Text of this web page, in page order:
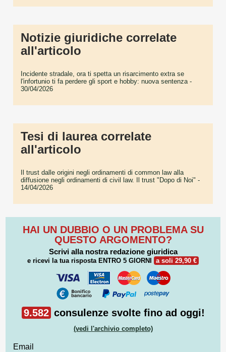
Notizie giuridiche correlate
all'articolo
Incidente stradale, ora ti spetta un risarcimento extra se
l'infortunio ti fa perdere gli sport e hobby: nuova sentenza -
30/04/2026
Tesi di laurea correlate
all'articolo
Il trust dalle origini negli ordinamenti di common law alla
diffusione negli ordinamenti di civil law. Il trust "Dopo di Noi" -
14/04/2026
HAI UN DUBBIO O UN PROBLEMA SU
QUESTO ARGOMENTO?
Scrivi alla nostra redazione giuridica
e ricevi la tua risposta ENTRO 5 GIORNI a soli 29,90 €
9.582 consulenze svolte fino ad oggi!
(vedi l'archivio completo)
Email